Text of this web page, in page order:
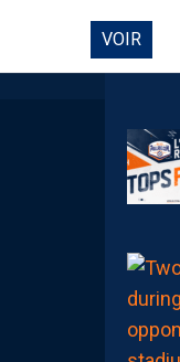
DIRECT
VOIR